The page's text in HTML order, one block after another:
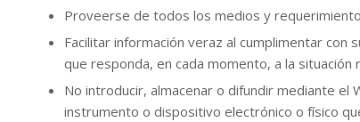
Proveerse de todos los medios y
Facilitar información veraz al cumplimentar
que responda, en cada momento, a la situación
No introducir, almacenar o difundir mediante
instrumento o dispositivo electrónico o físico